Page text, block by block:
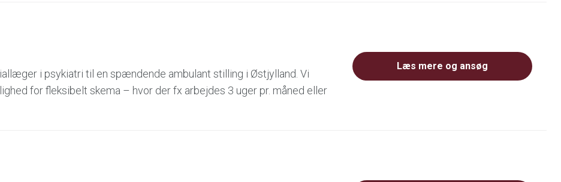
i psykiatri til en spændende ambulant stilling i Østjylland. Vi
for fleksibelt skema – hvor der fx arbejdes 3 uger pr. måned eller
Læs mere og ansøg